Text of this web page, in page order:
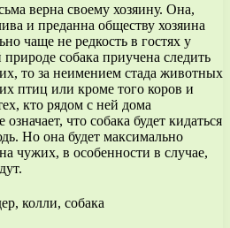
верна своему хозяину. Она,
и преданна обществу хозяина
чаще не редкость в гостях у
собака приучена следить
то за неимением стада животных
птиц или кроме того коров и
кто рядом с ней дома
что собака будет кидаться
Но она будет максимально
чужих, в особенности в случае,